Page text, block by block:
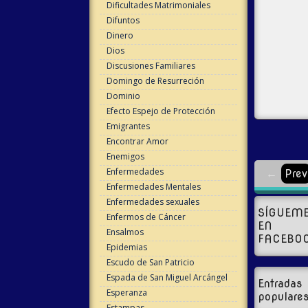
Dificultades Matrimoniales
Difuntos
Dinero
Dios
Discusiones Familiares
Domingo de Resurreción
Dominio
Efecto Espejo de Protección
Emigrantes
Encontrar Amor
Enemigos
Enfermedades
Enfermedades Mentales
Enfermedades sexuales
Enfermos de Cáncer
Ensalmos
Epidemias
Escudo de San Patricio
Espada de San Miguel Arcángel
Esperanza
← Prev
EN
Entradas
populares